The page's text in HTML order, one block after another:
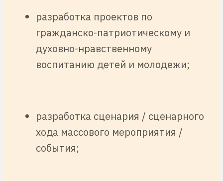
разработка проектов по
гражданско-патриотическому и
духовно-нравственному
воспитанию детей и молодежи;
разработка сценария / сценарного
хода массового мероприятия /
события;